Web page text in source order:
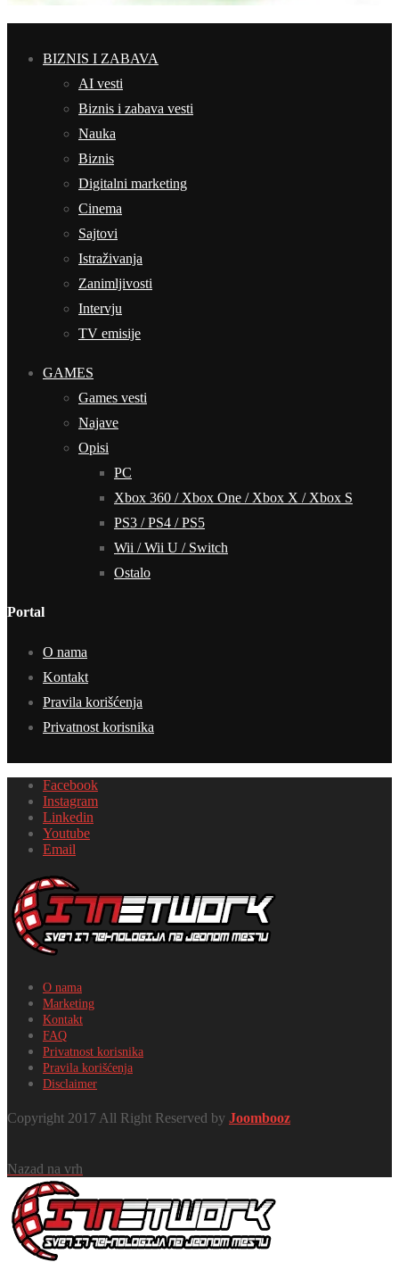
BIZNIS I ZABAVA
AI vesti
Biznis i zabava vesti
Nauka
Biznis
Digitalni marketing
Cinema
Sajtovi
Istraživanja
Zanimljivosti
Intervju
TV emisije
GAMES
Games vesti
Najave
Opisi
PC
Xbox 360 / Xbox One / Xbox X / Xbox S
PS3 / PS4 / PS5
Wii / Wii U / Switch
Ostalo
Portal
O nama
Kontakt
Pravila korišćenja
Privatnost korisnika
Facebook
Instagram
Linkedin
Youtube
Email
O nama
Marketing
Kontakt
FAQ
Privatnost korisnika
Pravila korišćenja
Disclaimer
Copyright 2017 All Right Reserved by Joombooz
Nazad na vrh